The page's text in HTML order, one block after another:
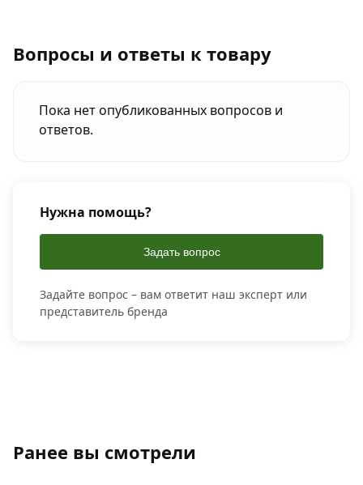
Вопросы и ответы к товару
Пока нет опубликованных вопросов и
ответов.
Нужна помощь?
Задать вопрос
Задайте вопрос – вам ответит наш эксперт или
представитель бренда
Ранее вы смотрели